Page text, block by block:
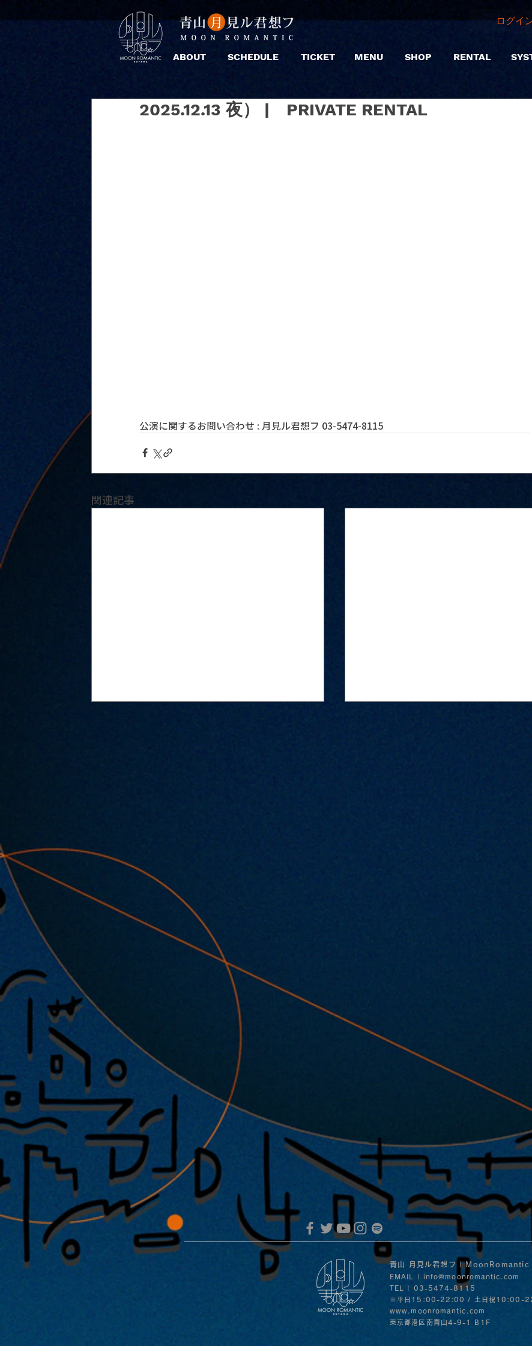
ABOUT SCHEDULE TICKET MENU SHOP
ログイ
RENTAL
2025.12.13 夜） | PRIVATE RENTAL
公演に関するお問い合わせ : 月見ル君想フ 03-5474-8115
関連記事
2025.12.01 |【観覧】Time won't go
back→tokyo
青山 月見ル君想フ | MoonRomantic
EMAIL |
info@moonromantic.com
TEL | 03-5474-8115
※平日15:00-22:00 / 土日祝10:00-
www.moonromantic.com
​東京都港区南青山4-9-1 B1F